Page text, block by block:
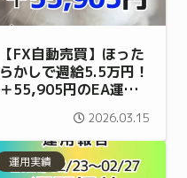
【FX自動売買】ほった
らかしで週給5.5万円！
＋55,905円のEA運用
2026.03.15
運用実績